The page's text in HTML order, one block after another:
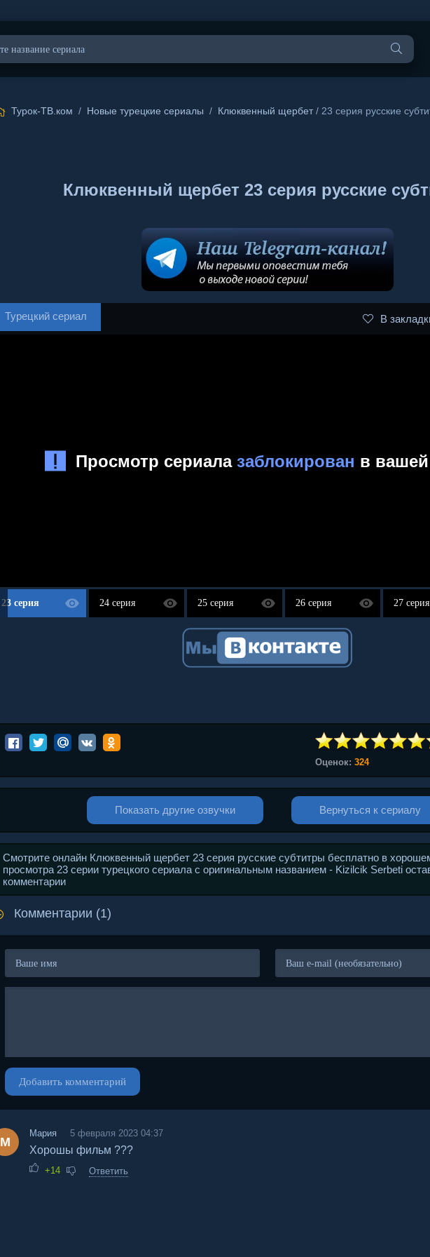
Турок-ТВ.ком / Новые турецкие сериалы / Клюквенный щербет/ 23 серия русские
Клюквенный щербет 23 серия русские
Турецкий сериал В
23 серия 24 серия 25 серия 26 серия 27 серия
Оценок: 324
Показать другие озвучки Вернуться к сериалу
Смотрите онлайн Клюквенный щербет 23 серия русские субтитры бесплатно в
просмотра 23 серии турецкого сериала с оригинальным названием - Kizilcik Serbeti
комментарии
Комментарии (1)
Добавить комментарий
М
Мария 5 февраля 2023 04:37
Хорошы фильм ???
+14 Ответить